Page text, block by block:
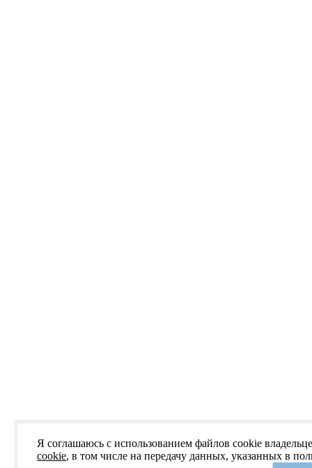
Я соглашаюсь с использованием файлов cookie
cookie, в том числе на передачу данных, указанных в